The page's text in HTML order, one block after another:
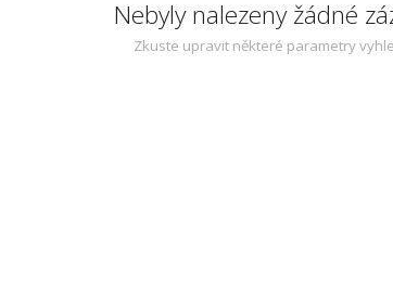
Nebyly nalezeny žádné
Zkuste upravit některé parametry